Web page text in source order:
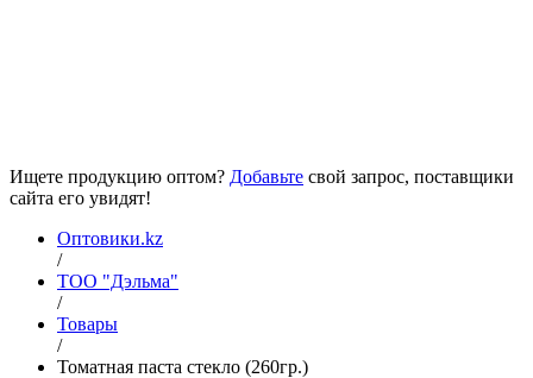
Ищете продукцию оптом? Добавьте свой запрос, поставщики
сайта его увидят!
Оптовики.kz
/
ТОО "Дэльма"
/
Товары
/
Томатная паста стекло (260гр.)